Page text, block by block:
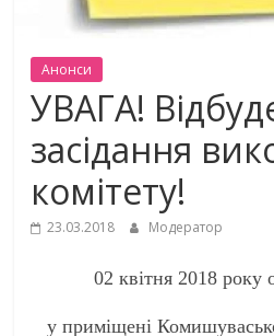
Анонси
УВАГА!
засідання
комітету!
23.03.2018 Модератор
02 квітня 2018 року
у приміщені